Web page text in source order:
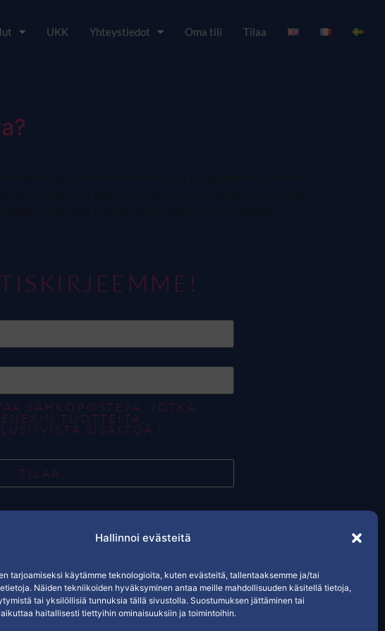
Hallinnoi evästeitä
tarjoamiseksi käytämme teknologioita, kuten evästeitä, tallentaaksemme ja/tai
Näiden tekniikoiden hyväksyminen antaa meille mahdollisuuden käsitellä tietoja,
tai yksilöllisiä tunnuksia tällä sivustolla. Suostumuksen jättäminen tai
haitallisesti tiettyihin ominaisuuksiin ja toimintoihin.
UKK Yhteystiedot Oma tili Tilaa
SÄHKÖPOSTEJA, JOTKA
TUOTTEITA,
SISÄLTÖÄ.*
TILAA